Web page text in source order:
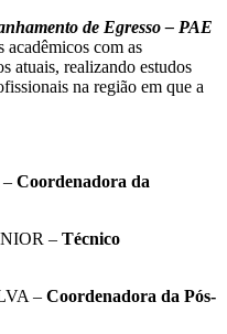
de Egresso – PAE
acadêmicos com as
atuais, realizando estudos
na região em que a
Coordenadora da
– Técnico
– Coordenadora da Pós-